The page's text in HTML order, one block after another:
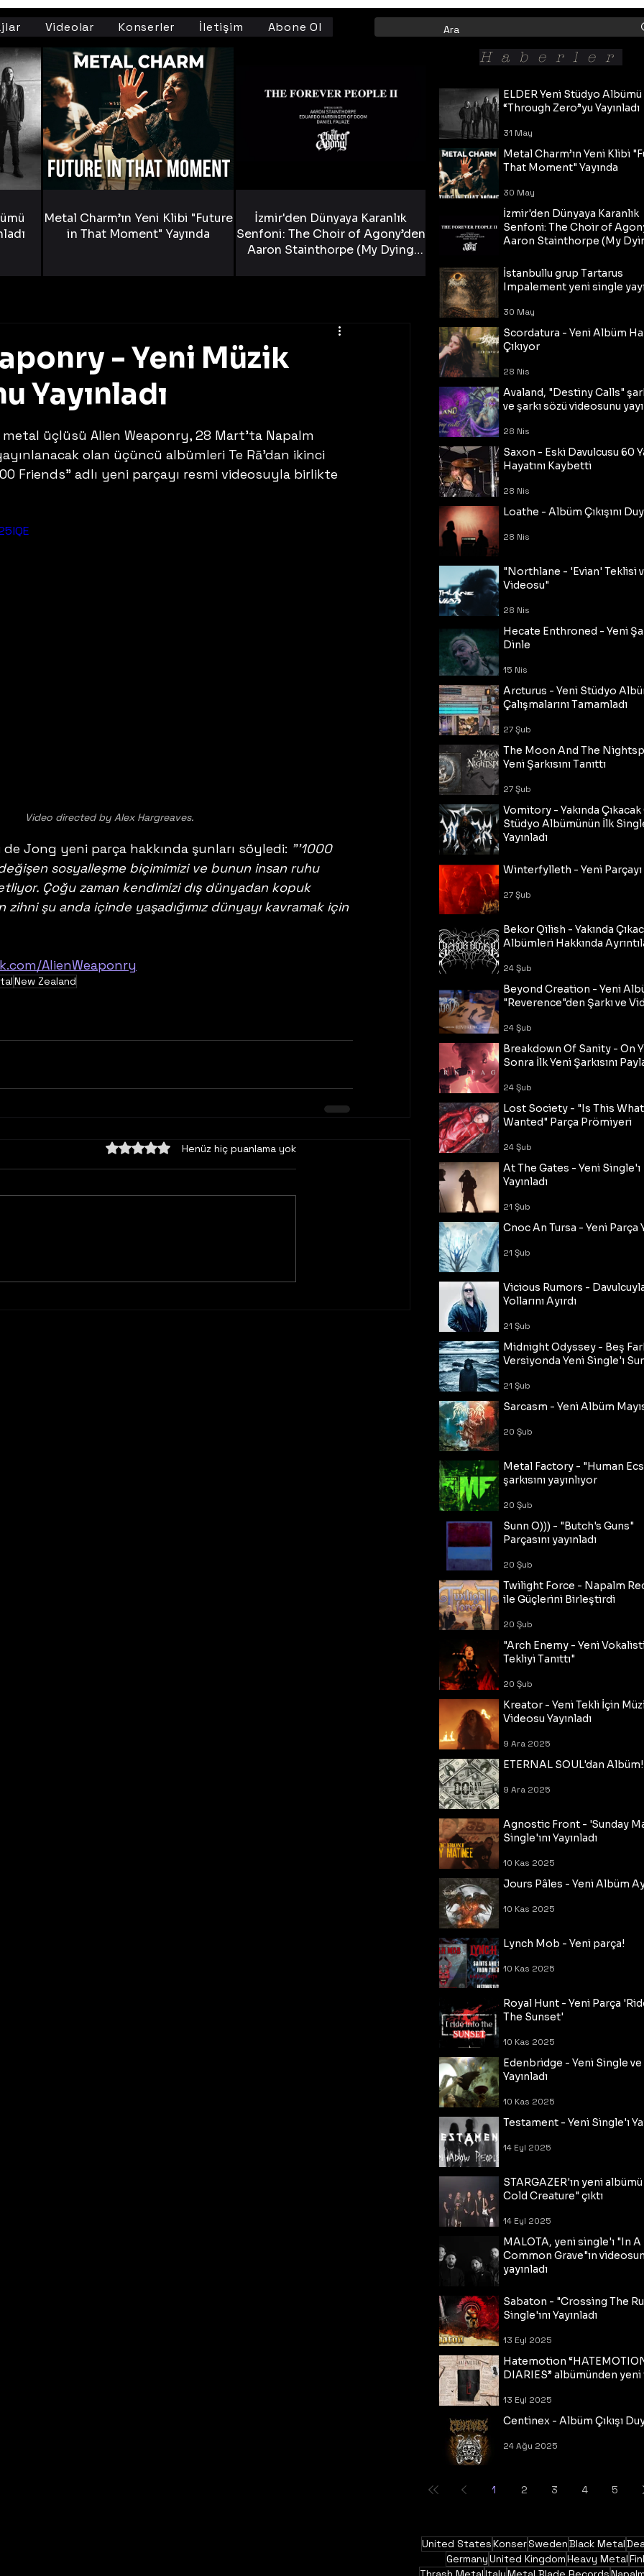
Videolar Konserler İletişim Abone Ol
- Yeni Müzik
Yayınladı
metal üçlüsü Alien Weaponry, 28 Mart'ta Napalm
olan üçüncü albümleri Te Rā'dan ikinci
Friends" adlı yeni parçayı resmi videosuyla birlikte
Video directed by Alex Hargreaves.
Jong yeni parça hakkında şunları söyledi: "'1000
sosyalleşme biçimimizi ve bunun insan ruhu
Çoğu zaman kendimizi dış dünyadan kopuk
şu anda içinde yaşadığımız dünyayı kavramak için
AlienWeaponry
New Zealand
5 üzerinden 0 yıldızHenüz hiç puanlama yok
Metal Charm’ın Yeni Klibi "Future
in That Moment" Yayında
İzmir'den Dünyaya Karanlık
Senfoni: The Choir of Agony’den
Aaron Stainthorpe (My Dying
ELDER Yeni Stüdyo Albümü
“Through Zero”yu Yayınladı
31 May
Metal Charm’ın Yeni Klibi
That Moment" Yayında
30 May
İzmir'den Dünyaya Karanlık
Senfoni: The Choir of
Aaron Stainthorpe (My
Tekli!
30 May
İstanbullu grup Tartarus
Impalement yeni single
30 May
Scordatura - Yeni Albüm
Çıkıyor
28 Nis
Avaland, "Destiny Calls"
ve şarkı sözü videosunu
28 Nis
Saxon - Eski Davulcusu 60
Hayatını Kaybetti
28 Nis
Loathe - Albüm Çıkışını
28 Nis
"Northlane - 'Evian' Teklisi
Videosu"
28 Nis
Hecate Enthroned - Yeni
Dinle
15 Nis
Arcturus - Yeni Stüdyo
Çalışmalarını Tamamladı
27 Şub
The Moon And The
Yeni Şarkısını Tanıttı
27 Şub
Vomitory - Yakında
Stüdyo Albümünün İlk
Yayınladı
Winterfylleth - Yeni Parçayı
27 Şub
Bekor Qilish - Yakında
Albümleri Hakkında
24 Şub
Beyond Creation - Yeni
"Reverence"den Şarkı ve
24 Şub
Breakdown Of Sanity - On
Sonra İlk Yeni Şarkısını
24 Şub
Lost Society - "Is This
Wanted" Parça Prömiyeri
24 Şub
At The Gates - Yeni Single'ı
Yayınladı
21 Şub
Cnoc An Tursa - Yeni Parça
21 Şub
Vicious Rumors -
Yollarını Ayırdı
21 Şub
Midnight Odyssey - Beş
Versiyonda Yeni Single'ı
21 Şub
Sarcasm - Yeni Albüm
20 Şub
Metal Factory - "Human
şarkısını yayınlıyor
20 Şub
Sunn O))) - "Butch's Guns"
Parçasını yayınladı
20 Şub
Twilight Force - Napalm
ile Güçlerini Birleştirdi
20 Şub
"Arch Enemy - Yeni
Tekliyi Tanıttı"
20 Şub
Kreator - Yeni Tekli İçin
Videosu Yayınladı
9 Ara 2025
ETERNAL SOUL'dan Albüm!
9 Ara 2025
Agnostic Front - 'Sunday
Single'ını Yayınladı
10 Kas 2025
Jours Pâles - Yeni Albüm
10 Kas 2025
Lynch Mob - Yeni parça!
10 Kas 2025
Royal Hunt - Yeni Parça
The Sunset'
10 Kas 2025
Edenbridge - Yeni Single
Yayınladı
10 Kas 2025
Testament - Yeni Single'ı
14 Eyl 2025
STARGAZER'ın yeni
Cold Creature" çıktı
14 Eyl 2025
MALOTA, yeni single'ı "In A
Common Grave"ın
yayınladı
Sabaton - "Crossing The
Single'ını Yayınladı
13 Eyl 2025
Hatemotion
DIARIES” albümünden
13 Eyl 2025
Centinex - Albüm Çıkışı
24 Ağu 2025
1 2 3 4 5
United StatesKonserSwedenBlack Metal
GermanyUnited KingdomHeavy Metal
Haberler